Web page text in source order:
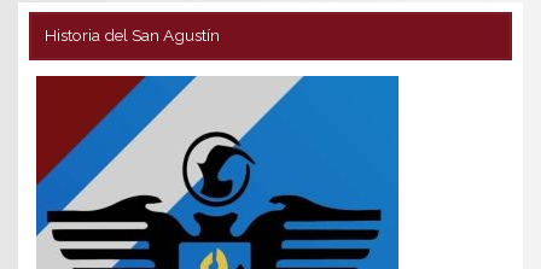
Historia del San Agustín